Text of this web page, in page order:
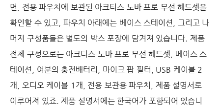
면, 전용 파우치에 보관된 아크티스 노바 프로 무선 헤드셋을
확인할 수 있고, 파우치 아래에는 베이스 스테이션, 그리고 나
머지 구성품들은 별도의 박스 포장에 담겨져 있습니다. 제품
전체 구성으로는 아크티스 노바 프로 무선 헤드셋, 베이스 스
테이션, 여분의 충전배터리, 마이크 팝 필터, USB 케이블 2
개, 오디오 케이블 1개, 전용 보관용 파우치, 제품 설명서로
이루어져 있죠. 제품 설명서에는 한국어가 포함되어 있습니